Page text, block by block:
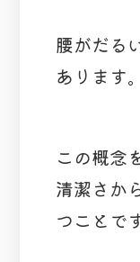
腰がだる
あります。
この概念
清潔さか
つことです